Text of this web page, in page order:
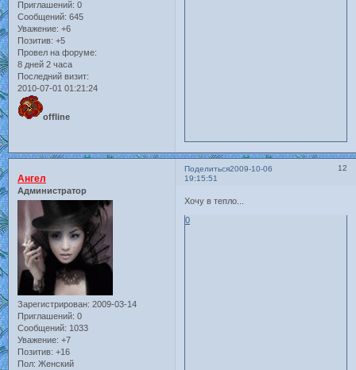
Приглашений: 0
Сообщений: 645
Уважение: +6
Позитив: +5
Провел на форуме:
8 дней 2 часа
Последний визит:
2010-07-01 01:21:24
offline
Поделиться 12
2009-10-06
19:15:51
Ангел
Администратор
Зарегистрирован: 2009-03-14
Приглашений: 0
Сообщений: 1033
Уважение: +7
Позитив: +16
Пол: Женский
Хочу в тепло...
0